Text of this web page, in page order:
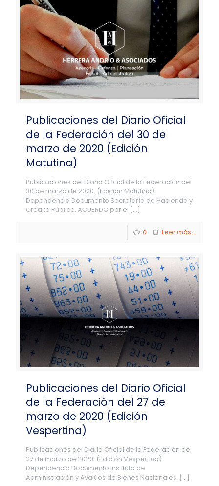
Publicaciones del Diario Oficial
de la Federación del 30 de
marzo de 2020 (Edición
Matutina)
Publicaciones del Diario Oficial de la Federación del
30 de marzo de 2020. (Edición Matutina)
Dependencia Documento Secretaría de Hacienda y
Crédito Público. ACUERDO por el […]
0 Leer más...
Publicaciones del Diario Oficial
de la Federación del 27 de
marzo de 2020 (Edición
Vespertina)
Publicaciones del Diario Oficial de la Federación del
27 de marzo de 2020. (Edición Vespertina)
Dependencia Documento Instituto de
Administración y Avalúos de Bienes Nacionales. […]